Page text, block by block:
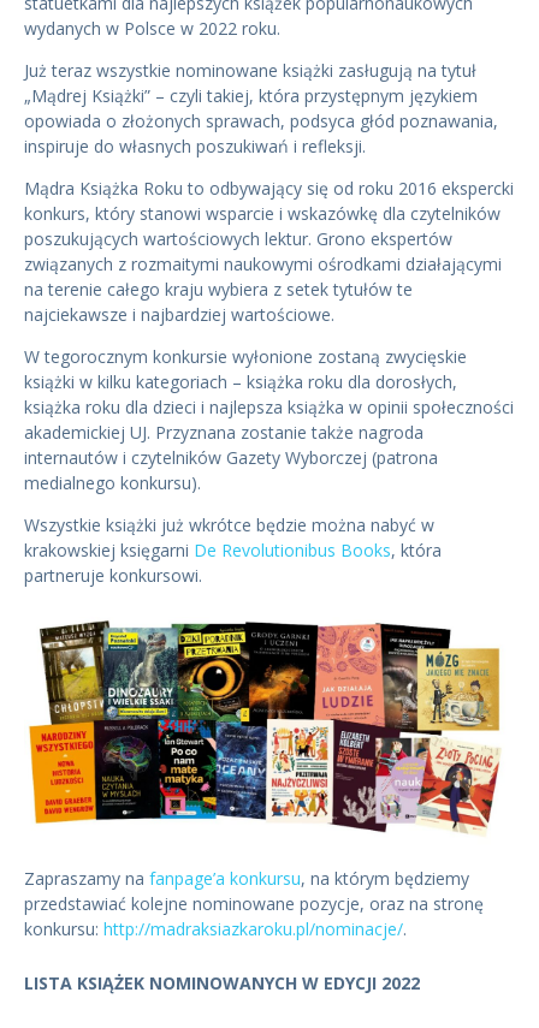
wydanych w Polsce w 2022 roku.
Już teraz wszystkie nominowane książki zasługują na tytuł
„Mądrej Książki” – czyli takiej, która przystępnym językiem
opowiada o złożonych sprawach, podsyca głód poznawania,
inspiruje do własnych poszukiwań i refleksji.
Mądra Książka Roku to odbywający się od roku 2016 ekspercki
konkurs, który stanowi wsparcie i wskazówkę dla czytelników
poszukujących wartościowych lektur. Grono ekspertów
związanych z rozmaitymi naukowymi ośrodkami działającymi
na terenie całego kraju wybiera z setek tytułów te
najciekawsze i najbardziej wartościowe.
W tegorocznym konkursie wyłonione zostaną zwycięskie
książki w kilku kategoriach – książka roku dla dorosłych,
książka roku dla dzieci i najlepsza książka w opinii społeczności
akademickiej UJ. Przyznana zostanie także nagroda
internautów i czytelników Gazety Wyborczej (patrona
medialnego konkursu).
Wszystkie książki już wkrótce będzie można nabyć w
krakowskiej księgarni De Revolutionibus Books, która
partneruje konkursowi.
Zapraszamy na fanpage’a konkursu, na którym będziemy
przedstawiać kolejne nominowane pozycje, oraz na stronę
konkursu: http://madraksiazkaroku.pl/nominacje/.
LISTA KSIĄŻEK NOMINOWANYCH W EDYCJI 2022